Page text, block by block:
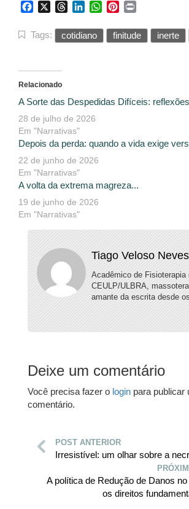
FacebookThreadsLinkedInWhatsApp
Pinterest
Tags: cotidiano finitude inerte
Relacionado
A Sorte das Despedidas Difíceis:
28 de julho de 2026
Em "Narrativas"
Depois da perda: quando a vida exige
22 de junho de 2026
Em "Narrativas"
A volta da extrema magreza...
19 de junho de 2026
Em "Narrativas"
Tiago Veloso Neves
Acadêmico de Fisioterapia
CEULP/ULBRA,
amante da escrita desde
Deixe um comentário
Você precisa fazer o login para publicar
comentário.
POST ANTERIOR
Irresistível: um olhar sobre a
A política de Redução de Danos
os direitos